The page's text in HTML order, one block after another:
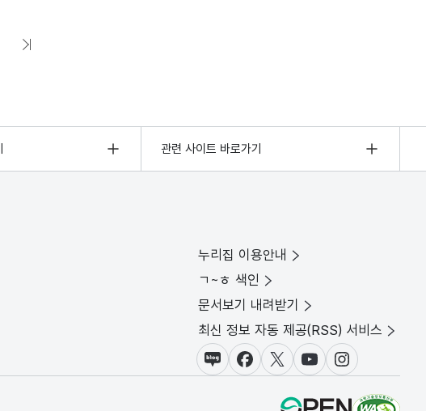
관련 사이트 바로가기
누리집 이용안내
ㄱ~ㅎ 색인
문서보기 내려받기
최신 정보 자동 제공(RSS) 서비스
블로그페이스북X(트위터)
유튜브인스타그램